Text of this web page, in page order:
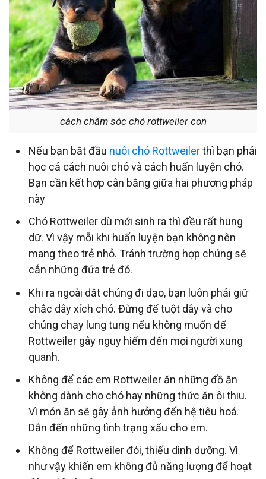
cách chăm sóc chó rottweiler con
Nếu bạn bắt đầu nuôi chó Rottweilerthì bạn phải
học cả cách nuôi chó và cách huấn luyện chó.
Bạn cần kết hợp cân bằng giữa hai phương pháp
này
Chó Rottweiler dù mới sinh ra thì đều rất hung
dữ. Vì vậy mỗi khi huấn luyện bạn không nên
mang theo trẻ nhỏ. Tránh trường hợp chúng sẽ
cắn những đứa trẻ đó.
Khi ra ngoài dắt chúng đi dạo, bạn luôn phải giữ
chắc dây xích chó. Đừng để tuột dây và cho
chúng chạy lung tung nếu không muốn để
Rottweiler gây nguy hiểm đến mọi người xung
quanh.
Không để các em Rottweiler ăn những đồ ăn
không dành cho chó hay những thức ăn ôi thiu.
Vì món ăn sẽ gây ảnh hưởng đến hệ tiêu hoá.
Dẫn đến những tình trạng xấu cho em.
Không để Rottweiler đói, thiếu dinh dưỡng. Vì
như vậy khiến em không đủ năng lượng để hoạt